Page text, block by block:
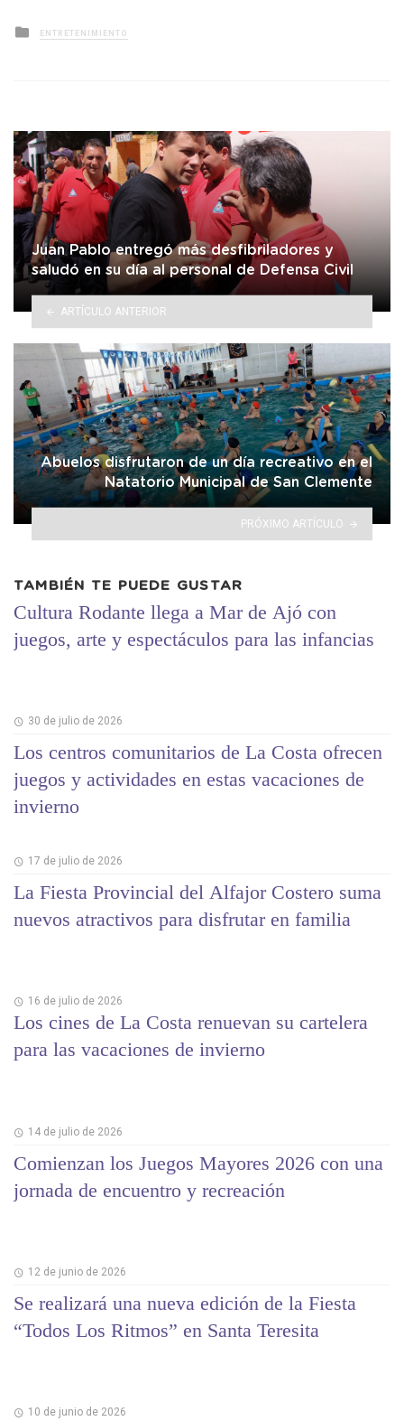
Posted
in
ENTRETENIMIENTO
Juan Pablo entregó más desfibriladores y
saludó en su día al personal de Defensa Civil
ARTÍCULO ANTERIOR
Abuelos disfrutaron de un día recreativo en el
Natatorio Municipal de San Clemente
PRÓXIMO ARTÍCULO
TAMBIÉN TE PUEDE GUSTAR
Cultura Rodante llega a Mar de Ajó con
juegos, arte y espectáculos para las infancias
30 de julio de 2026
Los centros comunitarios de La Costa ofrecen
juegos y actividades en estas vacaciones de
invierno
17 de julio de 2026
La Fiesta Provincial del Alfajor Costero suma
nuevos atractivos para disfrutar en familia
16 de julio de 2026
Los cines de La Costa renuevan su cartelera
para las vacaciones de invierno
14 de julio de 2026
Comienzan los Juegos Mayores 2026 con una
jornada de encuentro y recreación
12 de junio de 2026
Se realizará una nueva edición de la Fiesta
“Todos Los Ritmos” en Santa Teresita
10 de junio de 2026